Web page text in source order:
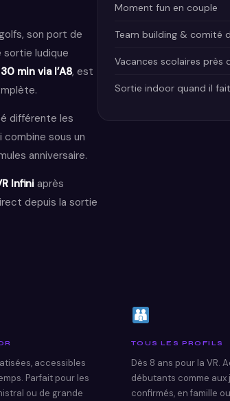
son port de
sortie ludique
30 min via l’A8, est
différente les
combine sous un
anniversaire.
Infini après
depuis la sortie
Moment fun en couple
Team building & comité
Vacances scolaires près
Sortie indoor quand il
accessibles
Parfait pour les
ou de grande
TOUS LES PROFILS
Dès 8 ans pour la VR.
débutants comme aux
confirmés, en famille